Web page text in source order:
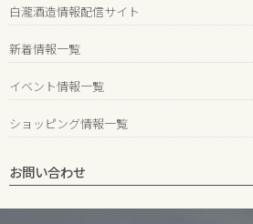
白瀧酒造情報配信サイト
新着情報一覧
イベント情報一覧
ショッピング情報一覧
お問い合わせ